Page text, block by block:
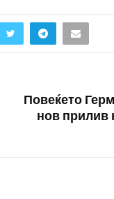
Повеќето
нов прилив